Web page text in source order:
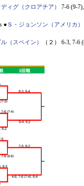
ディグ（クロアチア） 7-6 (9-
● Ｓ・ジョンソン（アメリカ）
（スペイン） （２） 6-3, 7-6